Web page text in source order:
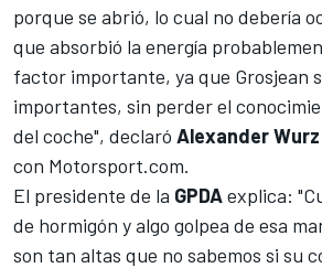
porque se abrió, lo cual no debería
que absorbió la energía
factor importante, ya que Grosjean
importantes, sin perder el
del coche", declaró Alexander Wurz
con Motorsport.com.
El presidente de la GPDAexplica:
de hormigón y algo golpea de esa
son tan altas que no sabemos si su